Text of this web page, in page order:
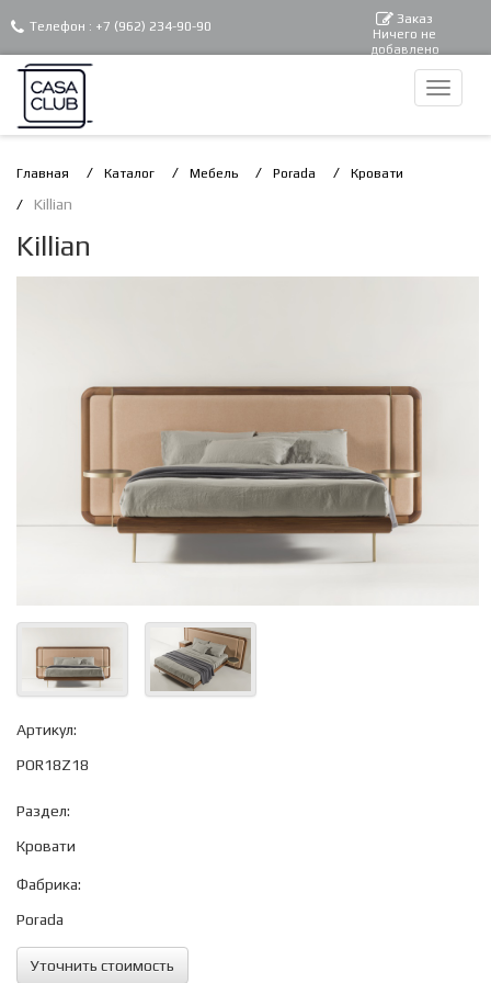
Телефон : +7 (962) 234-90-90 Заказ
Ничего не
добавлено
Главная Каталог Мебель Porada Кровати
Killian
Killian
Артикул:
POR18Z18
Раздел:
Кровати
Фабрика:
Porada
Уточнить стоимость